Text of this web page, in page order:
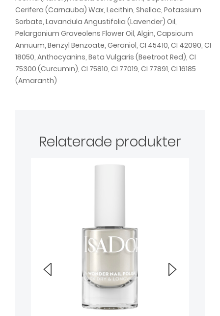
Cerifera (Carnauba) Wax, Lecithin, Shellac, Potassium
Sorbate, Lavandula Angustifolia (Lavender) Oil,
Pelargonium Graveolens Flower Oil, Algin, Capsicum
Annuum, Benzyl Benzoate, Geraniol, CI 45410, CI 42090, CI
18050, Anthocyanins, Beta Vulgaris (Beetroot Red), CI
75300 (Curcumin), CI 75810, CI 77019, CI 77891, CI 16185
(Amaranth)
Relaterade produkter